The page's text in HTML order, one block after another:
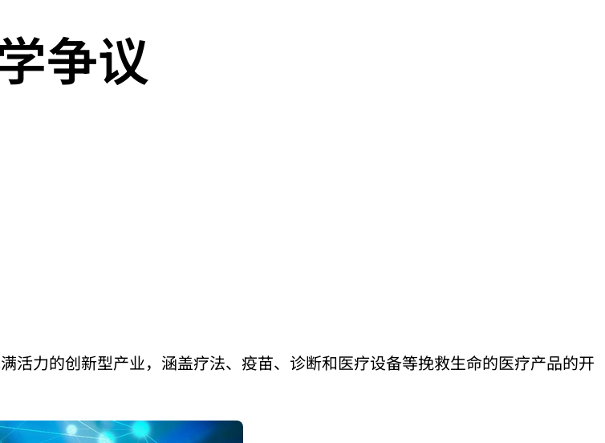
争议
活力的创新型产业，涵盖疗法、疫苗、诊断和医疗设备等挽救生命的医疗产品的开